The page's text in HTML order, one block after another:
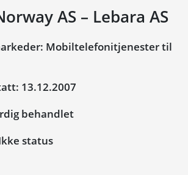
AS – Lebara AS
Mobiltelefonitjenester til
13.12.2007
behandlet
status